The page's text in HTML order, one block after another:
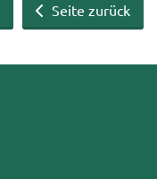
Seite zurück